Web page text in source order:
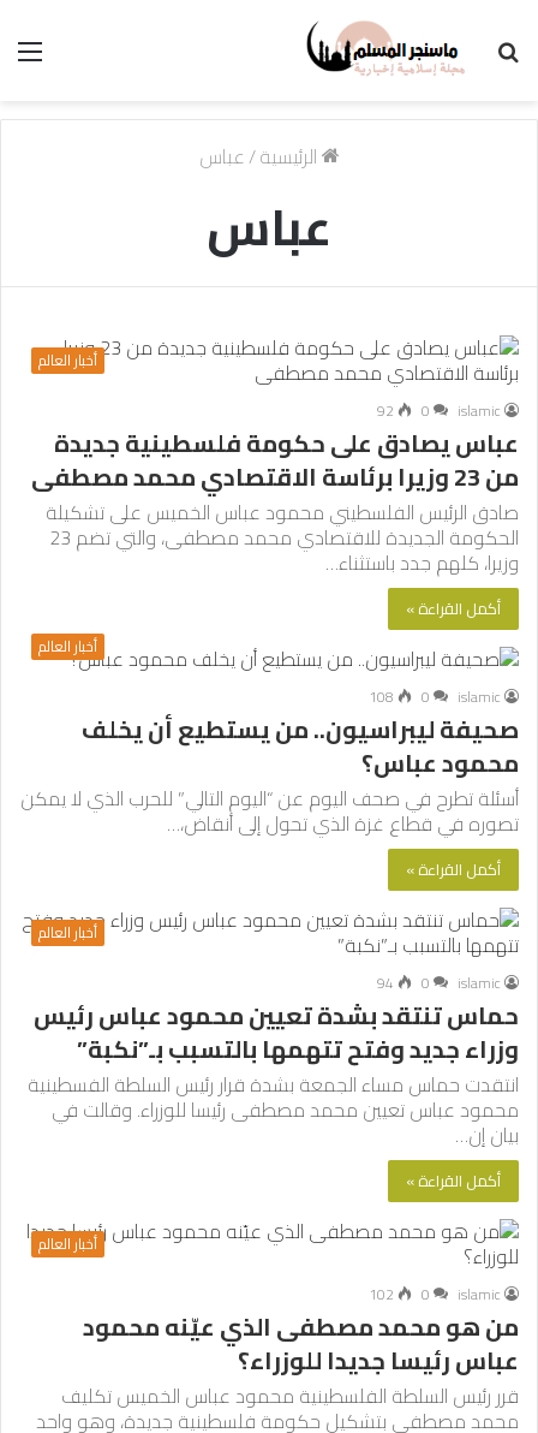
الرئيسية/عباس
عباس
أخبار العالم
islamic
0
92
عباس يصادق على حكومة فلسطينية جديدة
من 23 وزيرا برئاسة الاقتصادي محمد مصطفى
صادق الرئيس الفلسطيني محمود عباس الخميس على تشكيلة
الحكومة الجديدة للاقتصادي محمد مصطفى، والتي تضم 23
وزيرا، كلهم جدد باستثناء…
أكمل القراءة »
أخبار العالم
islamic
0
108
صحيفة ليبراسيون.. من يستطيع أن يخلف
محمود عباس؟
أسئلة تطرح في صحف اليوم عن “اليوم التالي” للحرب الذي لا يمكن
تصوره في قطاع غزة الذي تحول إلى أنقاض،…
أكمل القراءة »
أخبار العالم
islamic
0
94
حماس تنتقد بشدة تعيين محمود عباس رئيس
وزراء جديد وفتح تتهمها بالتسبب بـ”نكبة”
انتقدت حماس مساء الجمعة بشدة قرار رئيس السلطة الفسطينية
محمود عباس تعيين محمد مصطفى رئيسا للوزراء. وقالت في
بيان إن…
أكمل القراءة »
أخبار العالم
islamic
0
102
من هو محمد مصطفى الذي عيّنه محمود
عباس رئيسا جديدا للوزراء؟
قرر رئيس السلطة الفلسطينية محمود عباس الخميس تكليف
محمد مصطفى بتشكيل حكومة فلسطينية جديدة، وهو واحد